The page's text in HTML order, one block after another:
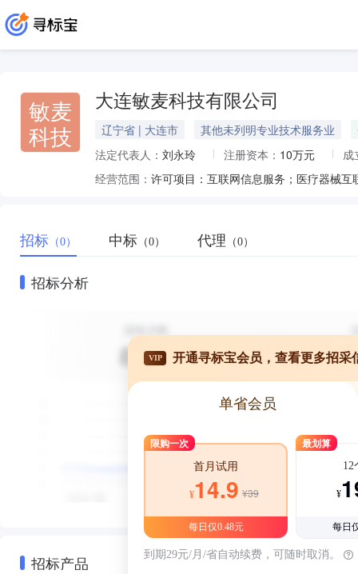
敏麦
科技
大连敏麦科技有限公司
辽宁省 | 大连市 其他未列明专业技术服务业
法定代表人： 刘永玲 注册资本： 10万元
成
经营范围：
招标 （0） 中标 （0） 代理 （0）
招标分析
招标产品
VIP 开通寻标宝会员，查看更多招采
单省会员
限购一次
首月试用
¥14.9 ¥39
每日仅0.48元
最划算
12
¥
每日
到期29元/月/省自动续费，可随时取消。